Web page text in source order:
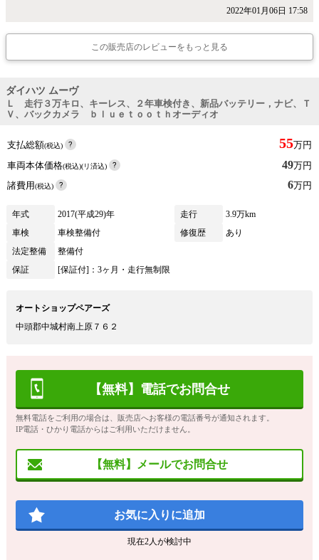
2022年01月06日 17:58
この販売店のレビューをもっと見る
ダイハツ ムーヴ
Ｌ 走行３万キロ、キーレス、２年車検付き、新品バッテリー，ナビ、Ｔ
Ｖ、バックカメラ ｂｌｕｅｔｏｏｔｈオーディオ
支払総額(税込) 55万円
車両本体価格(税込)(リ済込) 49万円
諸費用(税込) 6万円
年式 2017(平成29)年 走行
3.9万km
車検
車検整備付 修復歴
あり
法定整備
整備付
保証
[保証付]：3ヶ月・走行無制限
オートショップペアーズ
中頭郡中城村南上原７６２
【無料】電話でお問合せ
無料電話をご利用の場合は、販売店へお客様の電話番号が通知されます。
IP電話・ひかり電話からはご利用いただけません。
【無料】メールでお問合せ
お気に入りに追加
現在2人が検討中